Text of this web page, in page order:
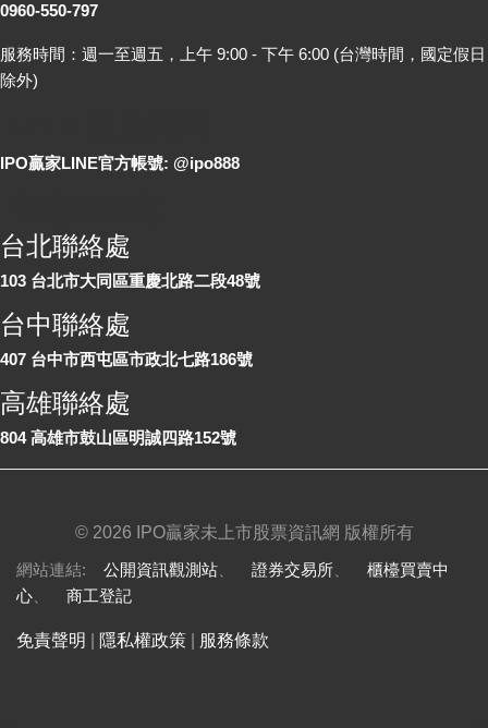
0960-550-797
服務時間：週一至週五，上午 9:00 - 下午 6:00 (台灣時間，國定假日
除外)
IPO贏家LINE官方帳號: @ipo888
台北聯絡處
103 台北市大同區重慶北路二段48號
台中聯絡處
407 台中市西屯區市政北七路186號
高雄聯絡處
804 高雄市鼓山區明誠四路152號
© 2026 IPO贏家未上市股票資訊網 版權所有
網站連結: 公開資訊觀測站 證券交易所
櫃檯買賣中
心
商工登記
免責聲明 隱私權政策 服務條款